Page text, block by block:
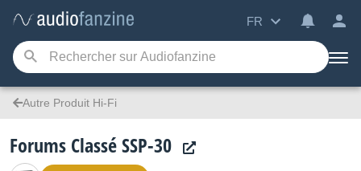
FR
Autre Produit Hi-Fi
Forums Classé SSP-30